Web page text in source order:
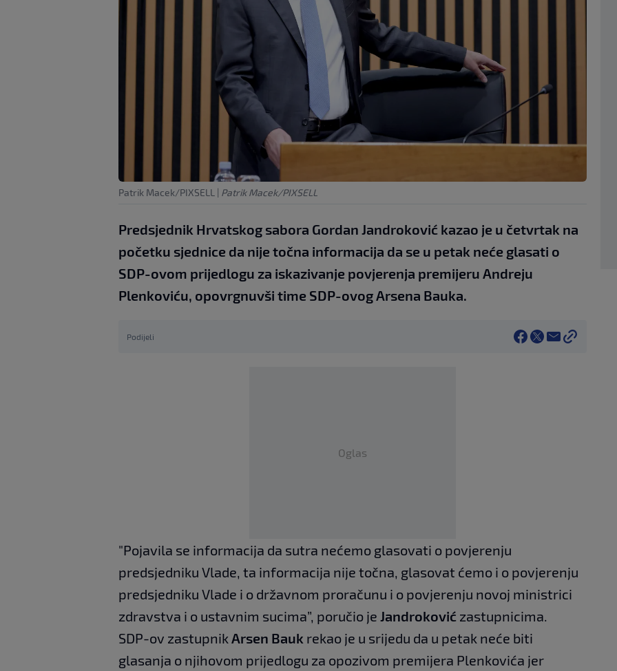
Patrik Macek/PIXSELL | Patrik Macek/PIXSELL
Predsjednik Hrvatskog sabora Gordan Jandroković kazao je u četvrtak na
početku sjednice da nije točna informacija da se u petak neće glasati o
SDP-ovom prijedlogu za iskazivanje povjerenja premijeru Andreju
Plenkoviću, opovrgnuvši time SDP-ovog Arsena Bauka.
Podijeli
Oglas
"Pojavila se informacija da sutra nećemo glasovati o povjerenju
predsjedniku Vlade, ta informacija nije točna, glasovat ćemo i o povjerenju
predsjedniku Vlade i o državnom proračunu i o povjerenju novoj ministrici
zdravstva i o ustavnim sucima”, poručio je Jandroković zastupnicima.
SDP-ov zastupnik Arsen Bauk rekao je u srijedu da u petak neće biti
glasanja o njihovom prijedlogu za opozivom premijera Plenkovića jer